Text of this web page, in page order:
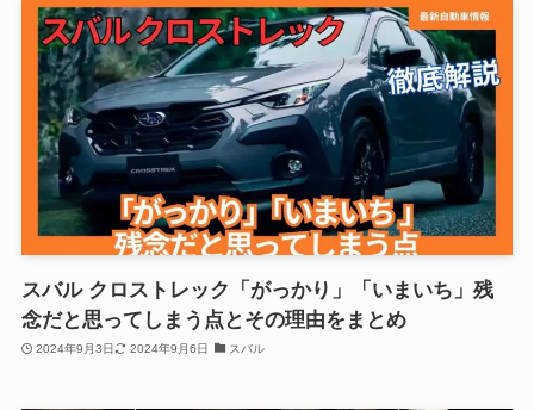
スバル クロストレック「がっかり」「いまいち」残
念だと思ってしまう点とその理由をまとめ
2024年9月3日 2024年9月6日 スバル